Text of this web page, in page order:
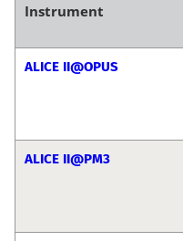
Instrument
ALICE II@OPUS
ALICE II@PM3